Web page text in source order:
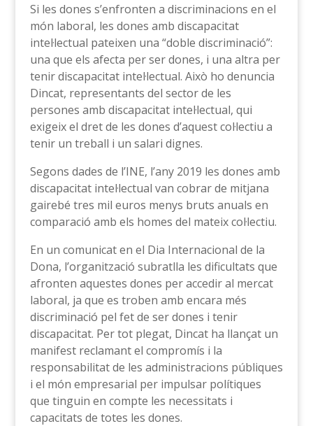
Si les dones s’enfronten a discriminacions en el
món laboral, les dones amb discapacitat
intel·lectual pateixen una “doble discriminació”:
una que els afecta per ser dones, i una altra per
tenir discapacitat intel·lectual. Això ho denuncia
Dincat, representants del sector de les
persones amb discapacitat intel·lectual, qui
exigeix el dret de les dones d’aquest col·lectiu a
tenir un treball i un salari dignes.
Segons dades de l’INE, l’any 2019 les dones amb
discapacitat intel·lectual van cobrar de mitjana
gairebé tres mil euros menys bruts anuals en
comparació amb els homes del mateix col·lectiu.
En un comunicat en el Dia Internacional de la
Dona, l’organització subratlla les dificultats que
afronten aquestes dones per accedir al mercat
laboral, ja que es troben amb encara més
discriminació pel fet de ser dones i tenir
discapacitat. Per tot plegat, Dincat ha llançat un
manifest reclamant el compromís i la
responsabilitat de les administracions públiques
i el món empresarial per impulsar polítiques
que tinguin en compte les necessitats i
capacitats de totes les dones.